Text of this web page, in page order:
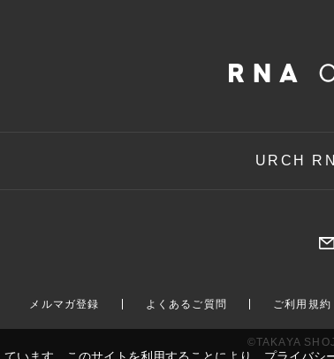
URCH
メルマガ登録 よくあるご質問 ご利用規約
©TAKAYA